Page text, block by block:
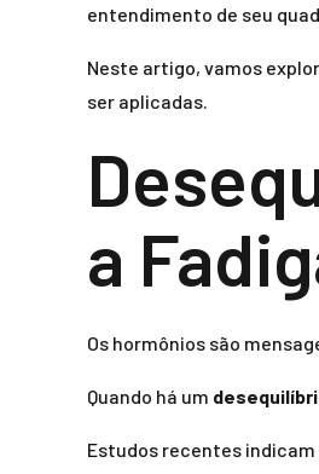
entendimento de seu
Neste artigo, vamos
ser aplicadas.
a
Os hormônios são
Quando há um
Estudos recentes